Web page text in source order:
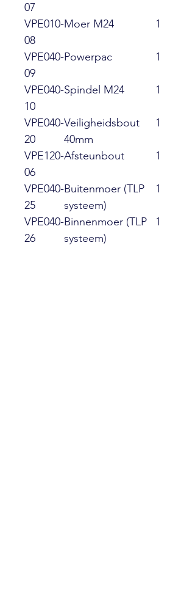
07
VPE010-
08
Moer M24 1
VPE040-
09
Powerpac 1
VPE040-
10
Spindel M24 1
VPE040-
20
Veiligheidsbout
40mm
1
VPE120-
06
Afsteunbout 1
VPE040-
25
Buitenmoer (TLP
systeem)
1
VPE040-
26
Binnenmoer (TLP
systeem)
1